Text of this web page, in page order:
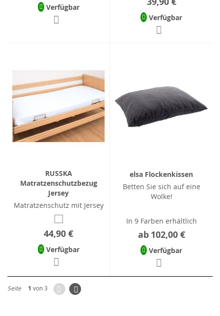
Verfügbar
Verfügbar
RUSSKA
Matratzenschutzbezug
Jersey
Matratzenschutz mit Jersey
44,90 €
Verfügbar
elsa Flockenkissen
Betten Sie sich auf eine
Wolke!
In 9 Farben erhältlich
ab 102,00 €
Verfügbar
Seite 1 von 3 ZurückSeite
Weiter